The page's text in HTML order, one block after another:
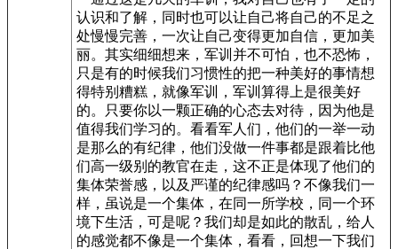
认识和了解，同时也可以让自己将自己的不足之
处慢慢完善，一次让自己变得更加自信，更加美
丽。其实细细想来，军训并不可怕，也不恐怖，
只是有的时候我们习惯性的把一种美好的事情想
得特别糟糕，就像军训，军训算得上是很美好
的。只要你以一颗正确的心态去对待，因为他是
值得我们学习的。看看军人们，他们的一举一动
是那么的有纪律，他们没做一件事都是跟着比他
们高一级别的教官在走，这不正是体现了他们的
集体荣誉感，以及严谨的纪律感吗？不像我们一
样，虽说是一个集体，在同一所学校，同一个环
境下生活，可是呢？我们却是如此的散乱，给人
的感觉都不像是一个集体，看看，回想一下我们